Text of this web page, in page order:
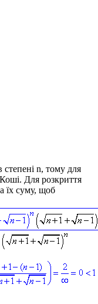
n, тому для
Для розкриття
їх суму, щоб